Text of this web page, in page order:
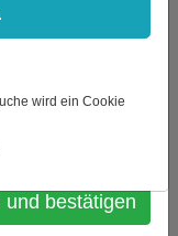
von 10
A1 25mm
bestätigen
bestätigen
wird ein Cookie